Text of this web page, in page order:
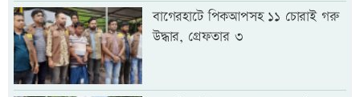
বাগেরহাটে পিকআপসহ ১১ চোরাই গরু
উদ্ধার, গ্রেফতার ৩